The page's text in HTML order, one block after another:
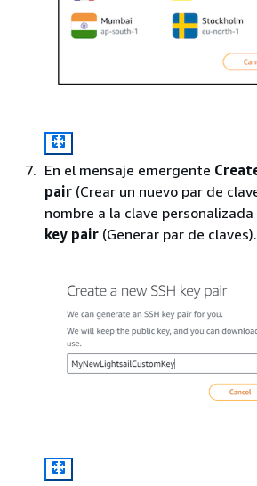
En el mensaje emergente
pair (Crear un nuevo par de
nombre a la clave personalizada
key pair (Generar par de claves).